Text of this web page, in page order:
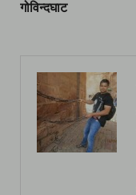
गोविन्दघाट